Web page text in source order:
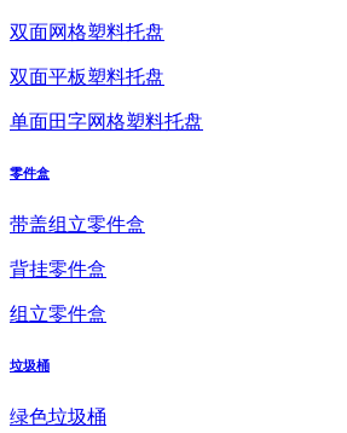
双面网格塑料托盘
双面平板塑料托盘
单面田字网格塑料托盘
零件盒
带盖组立零件盒
背挂零件盒
组立零件盒
垃圾桶
绿色垃圾桶